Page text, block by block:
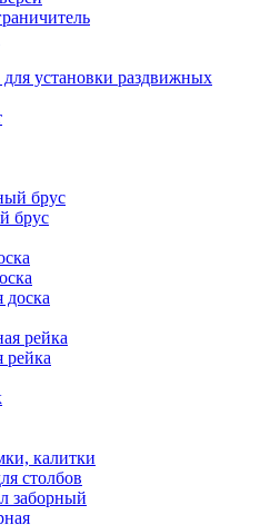
установки раздвижных
брус
брус
доска
рейка
рейка
калитки
столбов
заборный